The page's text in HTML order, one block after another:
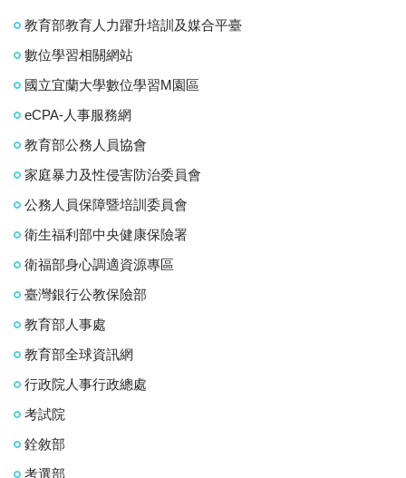
教育部教育人力躍升培訓及媒合平臺
數位學習相關網站
國立宜蘭大學數位學習M園區
eCPA-人事服務網
教育部公務人員協會
家庭暴力及性侵害防治委員會
公務人員保障暨培訓委員會
衛生福利部中央健康保險署
衛福部身心調適資源專區
臺灣銀行公教保險部
教育部人事處
教育部全球資訊網
行政院人事行政總處
考試院
銓敘部
考選部